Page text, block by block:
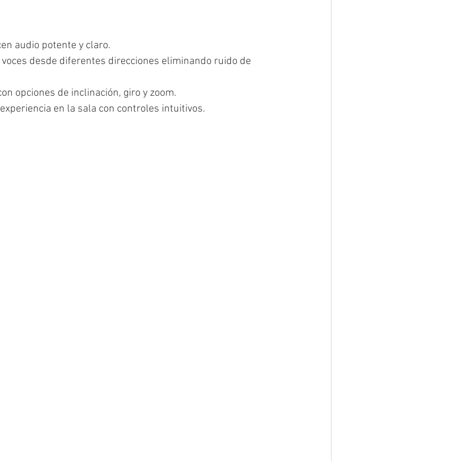
audio potente y claro.
desde diferentes direcciones eliminando ruido de
opciones de inclinación, giro y zoom.
en la sala con controles intuitivos.